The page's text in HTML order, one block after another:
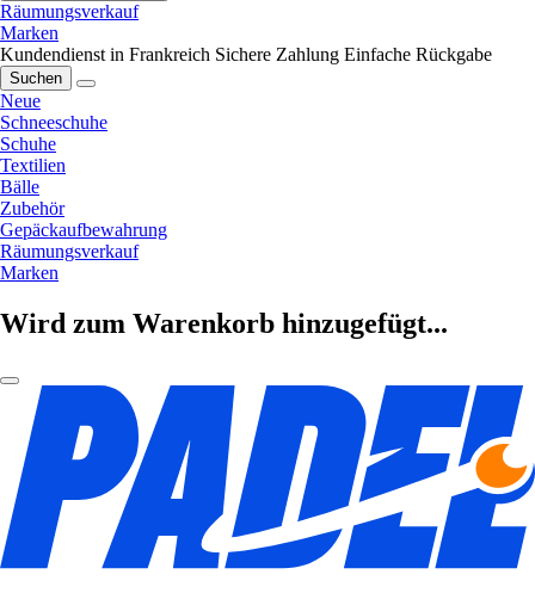
Räumungsverkauf
Marken
Kundendienst in Frankreich Sichere Zahlung Einfache Rückgabe
Suchen
Neue
Schneeschuhe
Schuhe
Textilien
Bälle
Zubehör
Gepäckaufbewahrung
Räumungsverkauf
Marken
Wird zum Warenkorb hinzugefügt...